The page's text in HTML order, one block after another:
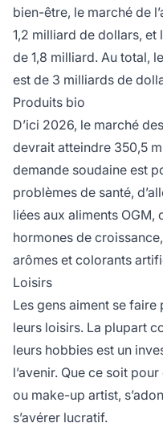
bien-être, le marché de
1,2 milliard de dollars, et
de 1,8 milliard. Au total,
est de 3 milliards de
Produits bio
D’ici 2026, le marché
devrait atteindre 350,5
demande soudaine est
problèmes de santé,
liées aux aliments
hormones de
arômes et colorants
Loisirs
Les gens aiment se faire
leurs loisirs. La plupart
leurs hobbies est un
l’avenir. Que ce soit
ou make-up artist,
s’avérer lucratif.